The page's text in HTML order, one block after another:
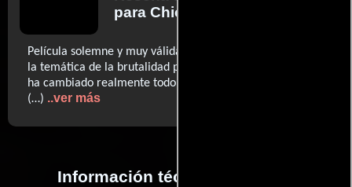
para Chicago Tribune
Película solemne y muy válida por su manera de reflejar
la temática de la brutalidad policial y racial, y lo poco que
ha cambiado realmente todo a lo largo del último siglo
(…) ..ver más
Información técnica y general